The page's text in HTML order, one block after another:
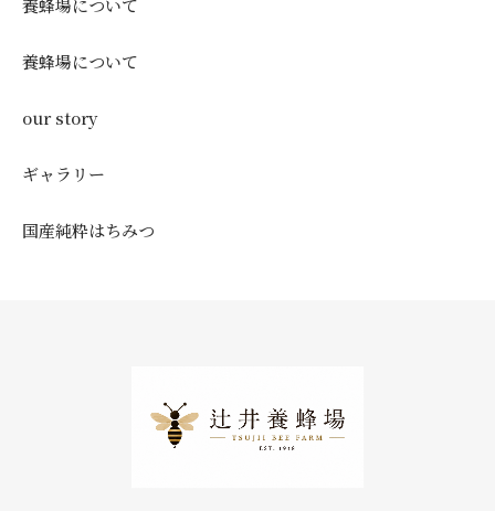
養蜂場について
養蜂場について
our story
ギャラリー
国産純粋はちみつ